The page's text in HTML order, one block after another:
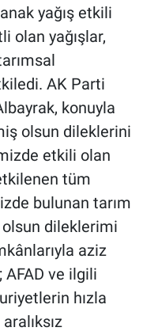
yağış etkili
olan yağışlar,
AK Parti
konuyla
olsun dileklerini
etkili olan
tüm
bulunan tarım
dileklerimi
aziz
ve ilgili
hızla